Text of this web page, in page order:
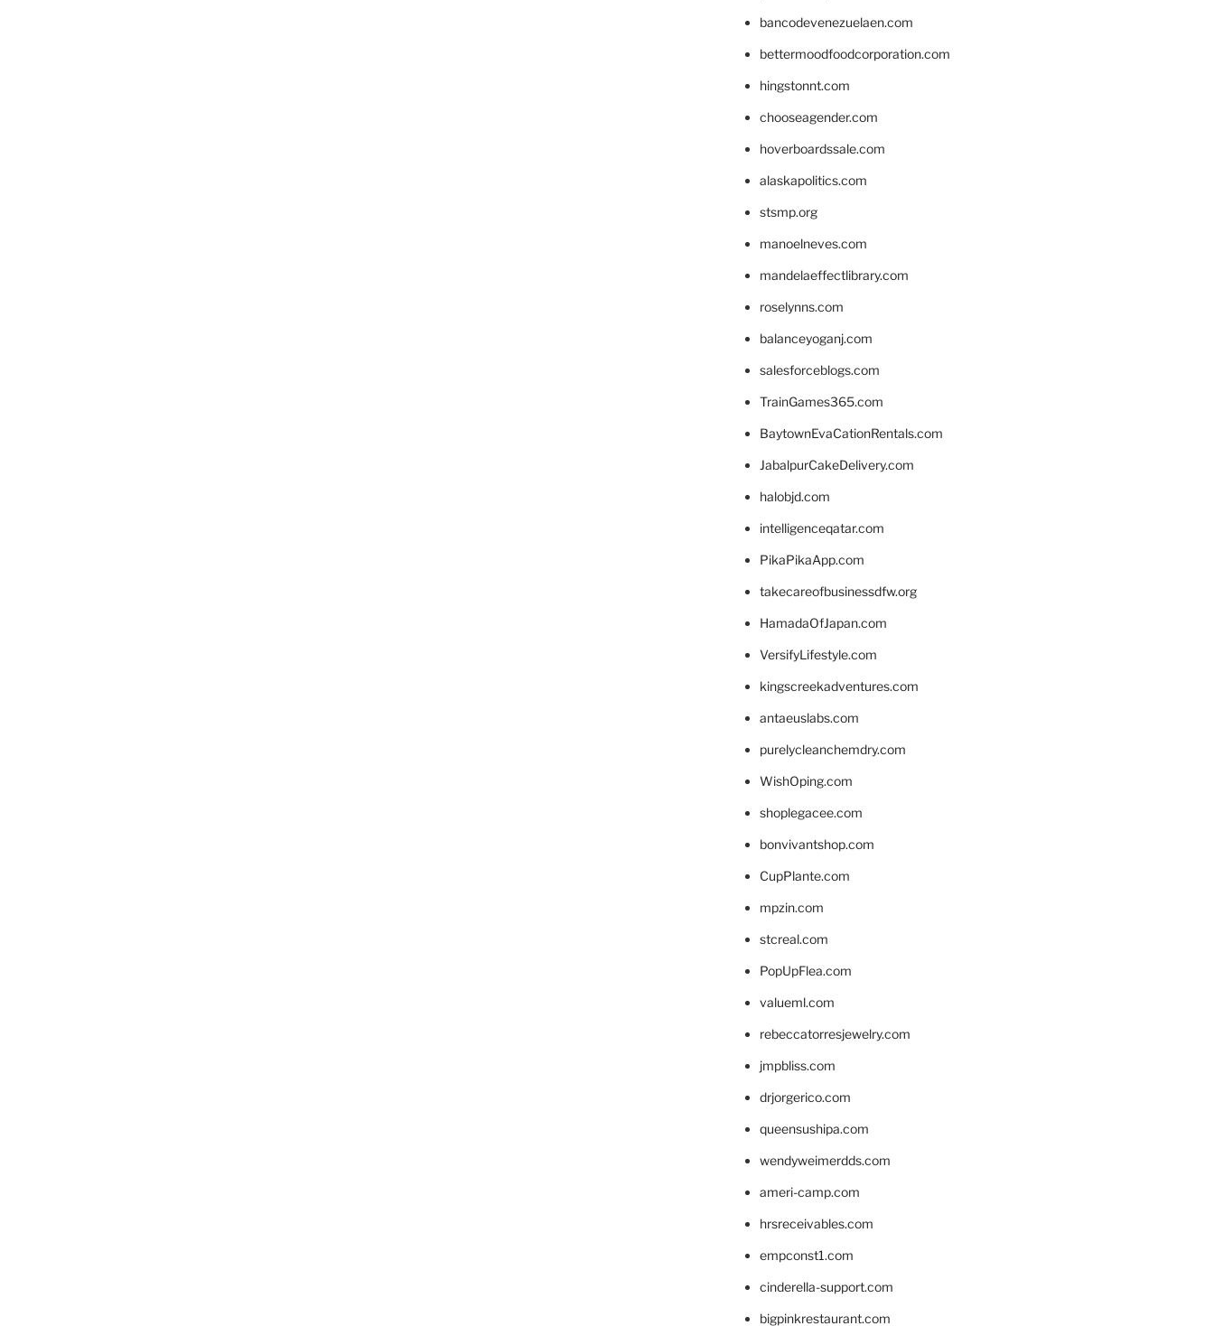
bancodevenezuelaen.com
bettermoodfoodcorporation.com
hingstonnt.com
chooseagender.com
hoverboardssale.com
alaskapolitics.com
stsmp.org
manoelneves.com
mandelaeffectlibrary.com
roselynns.com
balanceyoganj.com
salesforceblogs.com
TrainGames365.com
BaytownEvaCationRentals.com
JabalpurCakeDelivery.com
halobjd.com
intelligenceqatar.com
PikaPikaApp.com
takecareofbusinessdfw.org
HamadaOfJapan.com
VersifyLifestyle.com
kingscreekadventures.com
antaeuslabs.com
purelycleanchemdry.com
WishOping.com
shoplegacee.com
bonvivantshop.com
CupPlante.com
mpzin.com
stcreal.com
PopUpFlea.com
valueml.com
rebeccatorresjewelry.com
jmpbliss.com
drjorgerico.com
queensushipa.com
wendyweimerdds.com
ameri-camp.com
hrsreceivables.com
empconst1.com
cinderella-support.com
bigpinkrestaurant.com